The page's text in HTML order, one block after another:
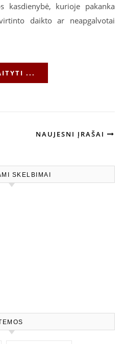
kasdienybė, kurioje pakanka
daikto ar neapgalvotai
...
NAUJESNI ĮRAŠAI
SKELBIMAI